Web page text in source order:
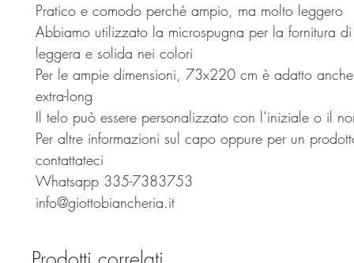
Pratico e comodo perché ampio, ma molto leggero
Abbiamo utilizzato la microspugna per la fornitura
leggera e solida nei colori
Per le ampie dimensioni, 73x220 cm è adatto
extra-long
Il telo può essere personalizzato con l’iniziale o il
Per altre informazioni sul capo oppure per un
contattateci
Whatsapp 335-7383753
info@giottobiancheria.it